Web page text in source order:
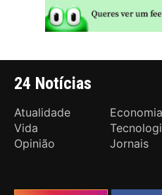
24 Notícias
Atualidade Economia
Vida
Opinião
Jornais